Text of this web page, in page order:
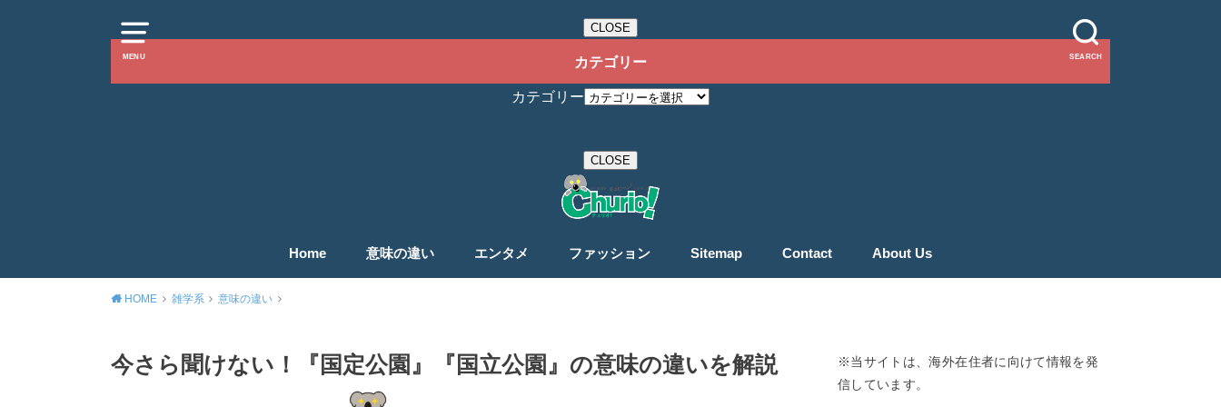
MENU
CLOSE
カテゴリー
カテゴリー
CLOSE
SEARCH
Home 意味の違い エンタメ ファッション Sitemap Contact About Us
HOME 雑学系 意味の違い
今さら聞けない！『国定公園』『国立公園』の意味の違いを解説
※当サイトは、海外在住者に向けて情報を発
信しています。